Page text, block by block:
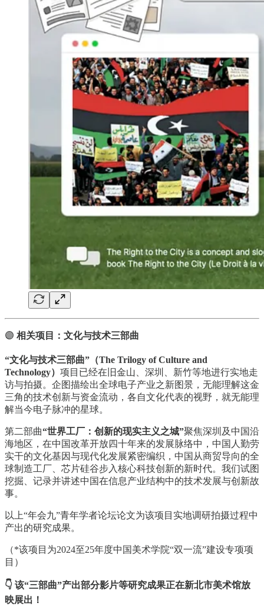
🟣 相关项目：文化与技术三部曲
“文化与技术三部曲”（The Trilogy of Culture and
Technology） 项目已经在旧金山、深圳、新竹等地进行实地走
访与拍摄。企图描绘出全球电子产业之新图景，无能理解这金
三角的技术创新与资金流动，各自文化代表的视野，就无能理
解当今电子脉冲的星球。
第二部曲“世界工厂：创新的现实主义之城”聚焦深圳及中国沿
海地区，在中国改革开放四十年来的发展脉络中，中国人勤劳
实干的文化基因与现代化发展紧密编织，中国从商贸导向的全
球制造工厂、芯片硅谷步入核心科技创新的新时代。我们试图
挖掘、记录并讲述中国在信息产业结构中的技术发展与创新故
事。
以上“年会九”青年学者论坛论文为该项目实地调研拍摄过程中
产出的研究成果。
（*该项目为2024至25年度中国美术学院“双一流”建设专项项
目）
👇 该“三部曲”产出部分影片等研究成果正在新北市美术馆放
映展出！